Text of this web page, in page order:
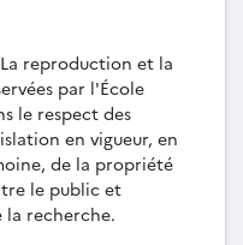
La reproduction et la
par l'École
le respect des
en vigueur, en
de la propriété
le public et
recherche.